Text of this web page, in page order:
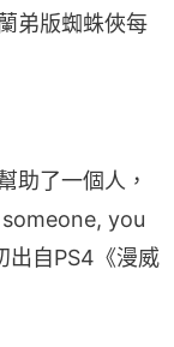
弟版蜘蛛俠每
助了一個人，
you
出自PS4《漫威